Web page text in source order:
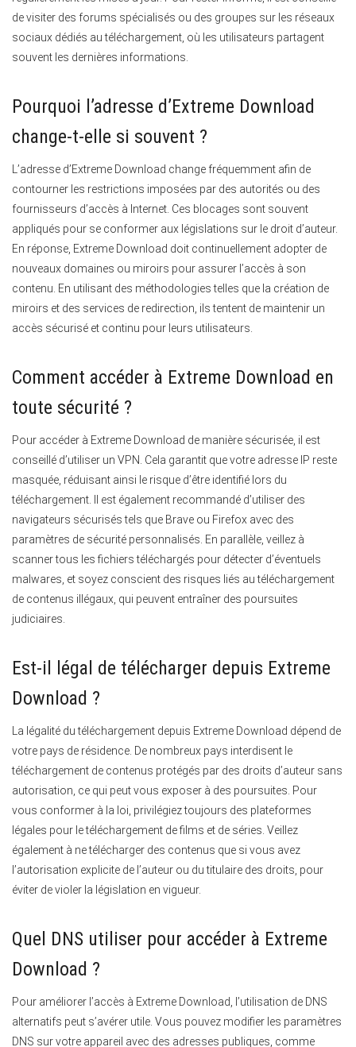
de visiter des forums spécialisés ou des groupes sur les réseaux
sociaux dédiés au téléchargement, où les utilisateurs partagent
souvent les dernières informations.
Pourquoi l’adresse d’Extreme Download
change-t-elle si souvent ?
L’adresse d’Extreme Download change fréquemment afin de
contourner les restrictions imposées par des autorités ou des
fournisseurs d’accès à Internet. Ces blocages sont souvent
appliqués pour se conformer aux législations sur le droit d’auteur.
En réponse, Extreme Download doit continuellement adopter de
nouveaux domaines ou miroirs pour assurer l’accès à son
contenu. En utilisant des méthodologies telles que la création de
miroirs et des services de redirection, ils tentent de maintenir un
accès sécurisé et continu pour leurs utilisateurs.
Comment accéder à Extreme Download en
toute sécurité ?
Pour accéder à Extreme Download de manière sécurisée, il est
conseillé d’utiliser un VPN. Cela garantit que votre adresse IP reste
masquée, réduisant ainsi le risque d’être identifié lors du
téléchargement. Il est également recommandé d’utiliser des
navigateurs sécurisés tels que Brave ou Firefox avec des
paramètres de sécurité personnalisés. En parallèle, veillez à
scanner tous les fichiers téléchargés pour détecter d’éventuels
malwares, et soyez conscient des risques liés au téléchargement
de contenus illégaux, qui peuvent entraîner des poursuites
judiciaires.
Est-il légal de télécharger depuis Extreme
Download ?
La légalité du téléchargement depuis Extreme Download dépend de
votre pays de résidence. De nombreux pays interdisent le
téléchargement de contenus protégés par des droits d’auteur sans
autorisation, ce qui peut vous exposer à des poursuites. Pour
vous conformer à la loi, privilégiez toujours des plateformes
légales pour le téléchargement de films et de séries. Veillez
également à ne télécharger des contenus que si vous avez
l’autorisation explicite de l’auteur ou du titulaire des droits, pour
éviter de violer la législation en vigueur.
Quel DNS utiliser pour accéder à Extreme
Download ?
Pour améliorer l’accès à Extreme Download, l’utilisation de DNS
alternatifs peut s’avérer utile. Vous pouvez modifier les paramètres
DNS sur votre appareil avec des adresses publiques, comme